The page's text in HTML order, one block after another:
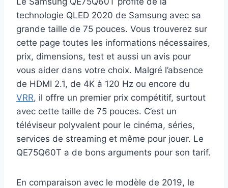
technologie QLED 2020 de Samsung avec sa
grande taille de 75 pouces. Vous trouverez sur
cette page toutes les informations nécessaires,
prix, dimensions, test et aussi un avis pour
vous aider dans votre choix. Malgré l’absence
de HDMI 2.1, de 4K à 120 Hz ou encore du
VRR, il offre un premier prix compétitif, surtout
avec cette taille de 75 pouces. C’est un
téléviseur polyvalent pour le cinéma, séries,
services de streaming et même pour jouer. Le
QE75Q60T a de bons arguments pour son tarif.
En comparaison avec le modèle de 2019, le